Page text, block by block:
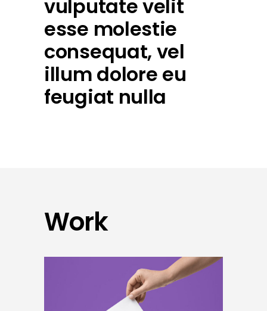
vulputate velit
esse molestie
consequat, vel
illum dolore eu
feugiat nulla
Work